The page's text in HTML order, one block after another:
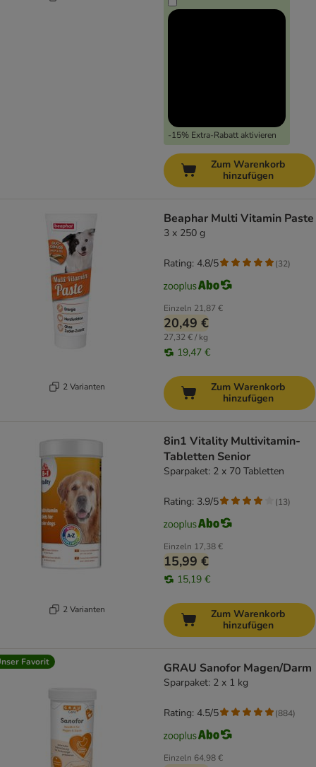
-15% Extra-Rabatt aktivieren
Zum Warenkorb
hinzufügen
2 Varianten
Beaphar Multi Vitamin Paste
3 x 250 g
Einzeln 21,87 €
20,49 €
27,32 € / kg
19,47 €
Rating: 4.8/5 (32)
Zum Warenkorb
hinzufügen
2 Varianten
8in1 Vitality Multivitamin-
Tabletten Senior
Sparpaket: 2 x 70 Tabletten
Einzeln 17,38 €
15,99 €
15,19 €
Rating: 3.9/5 (13)
Zum Warenkorb
hinzufügen
Favorit GRAU Sanofor Magen/Darm
Sparpaket: 2 x 1 kg
Einzeln 64,98 €
Rating: 4.5/5 (884)